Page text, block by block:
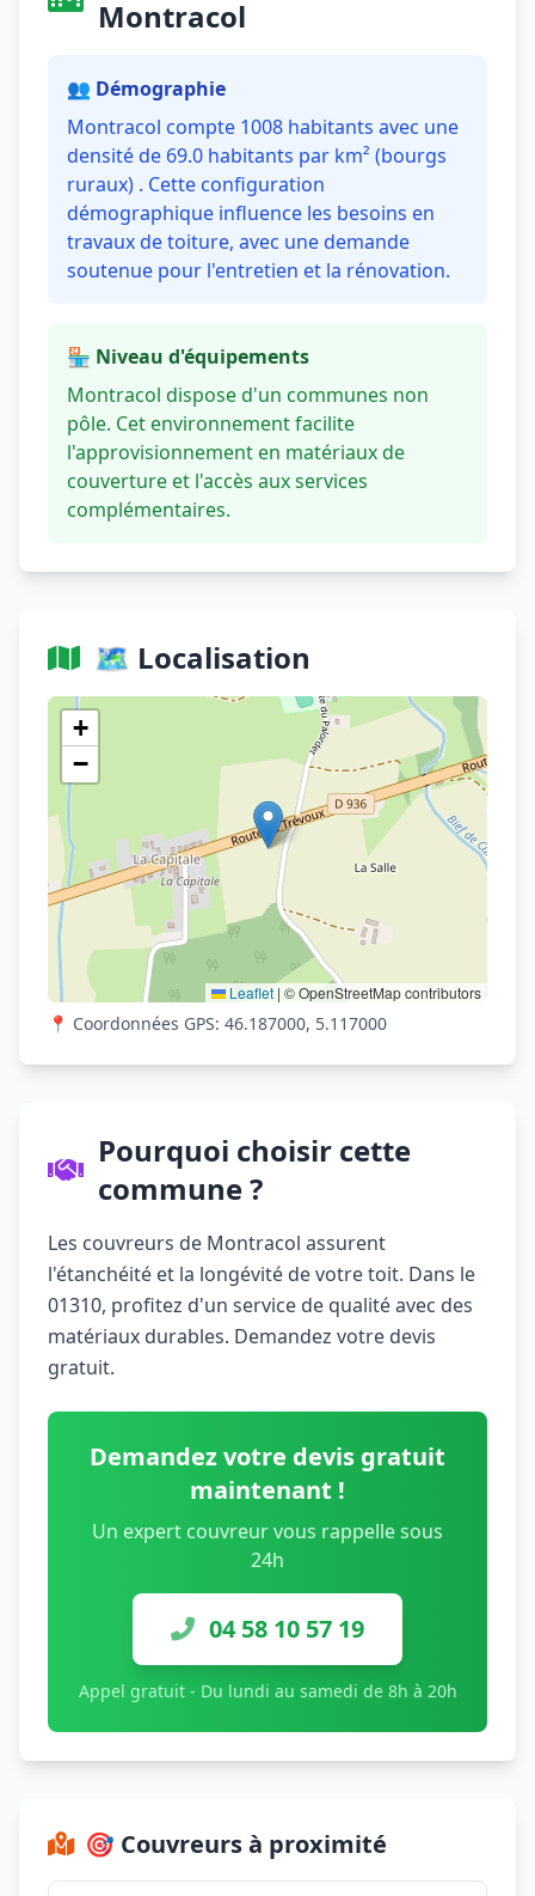
Montracol
👥 Démographie
Montracol compte 1008 habitants avec une
densité de 69.0 habitants par km² (bourgs
ruraux) . Cette configuration
démographique influence les besoins en
travaux de toiture, avec une demande
soutenue pour l'entretien et la rénovation.
🏪 Niveau d'équipements
Montracol dispose d'un communes non
pôle. Cet environnement facilite
l'approvisionnement en matériaux de
couverture et l'accès aux services
complémentaires.
🗺️ Localisation
+
−
Leaflet | © OpenStreetMap contributors
Voir sur OpenStreetMap
📍 Coordonnées GPS: 46.187000, 5.117000
Pourquoi choisir cette
commune ?
Les couvreurs de Montracol assurent
l'étanchéité et la longévité de votre toit. Dans le
01310, profitez d'un service de qualité avec des
matériaux durables. Demandez votre devis
gratuit.
Demandez votre devis gratuit
maintenant !
Un expert couvreur vous rappelle sous
24h
04 58 10 57 19
Appel gratuit - Du lundi au samedi de 8h à 20h
🎯 Couvreurs à proximité